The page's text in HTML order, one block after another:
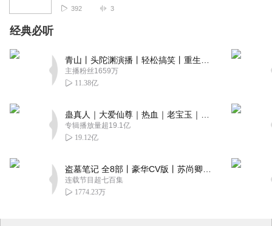
392 3
经典必听
主播粉丝1659万
11.38亿
专辑播放量超19.1亿
19.12亿
连载节目超七百集
1774.23万